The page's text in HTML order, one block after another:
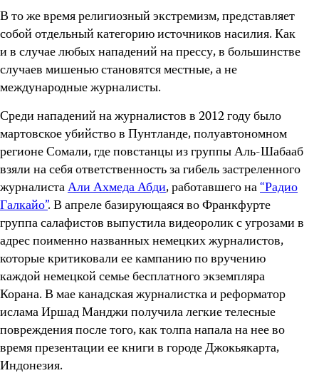
В то же время религиозный экстремизм, представляет
собой отдельный категорию источников насилия. Как
и в случае любых нападений на прессу, в большинстве
случаев мишенью становятся местные, а не
международные журналисты.
Среди нападений на журналистов в 2012 году было
мартовское убийство в Пунтланде, полуавтономном
регионе Сомали, где повстанцы из группы Аль-Шабааб
взяли на себя ответственность за гибель застреленного
журналистаАли Ахмеда Абди, работавшего на“Радио
Галкайо”. В апреле базирующаяся во Франкфурте
группа салафистов выпустила видеоролик с угрозами в
адрес поименно названных немецких журналистов,
которые критиковали ее кампанию по вручению
каждой немецкой семье бесплатного экземпляра
Корана. В мае канадская журналистка и реформатор
ислама Иршад Манджи получила легкие телесные
повреждения после того, как толпа напала на нее во
время презентации ее книги в городе Джокьякарта,
Индонезия.